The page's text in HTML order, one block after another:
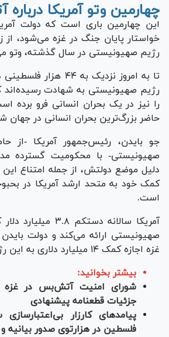
چهارمین وتو آمریکا
این چهارمین باری است که دولت
خواستار پایان جنگ در غزه می‌شود، از
رژیم صهیونیستی در سال گذشته، وتو
تا به امروز نزدیک به
رژیم صهیونیستی به شهادت رسیده‌اند
را نیز در یک بحران انسانی فرو برده
حاضر بزرگ‌ترین بحران انسانی در
جو بایدن، رئیس‌جمهور آمریکا -از
صهیونیستی- با محکومیت گسترده
دلیل موضع دولتش، از جمله امتناع
کمک خود به متحد ارشد آمریکا در
است.
آمریکا سالانه
صهیونیستی ارائه می‌کند و دولت
غزه اجازه کمک ۱۴ میلیارد دلاری به این رژیم را داده است.
بیشتر بخوانید:
شورای امنیت آتش‌بس در غزه
جزئیات قطعنامه پیشنهادی
پیامد‌های کارزار
فلسطین در هزارتوی صدور بیانیه